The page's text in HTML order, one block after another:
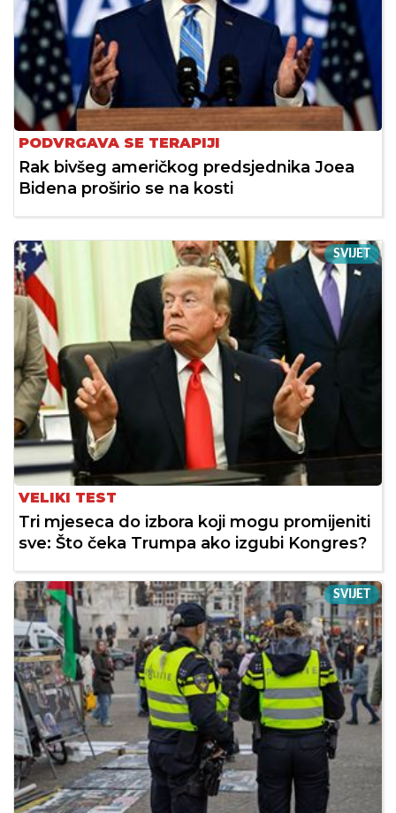
PODVRGAVA SE TERAPIJI
Rak bivšeg američkog predsjednika Joea
Bidena proširio se na kosti
SVIJET
VELIKI TEST
Tri mjeseca do izbora koji mogu promijeniti
sve: Što čeka Trumpa ako izgubi Kongres?
SVIJET